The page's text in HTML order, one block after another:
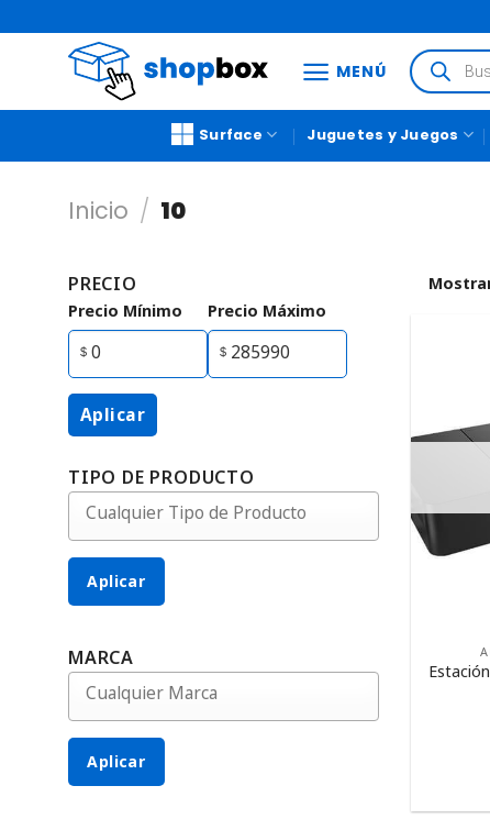
MENÚ
Surface Juguetes y Juegos
Inicio / 10
PRECIO
Precio Mínimo Precio Máximo
Aplicar
TIPO DE PRODUCTO
Aplicar
MARCA
Aplicar